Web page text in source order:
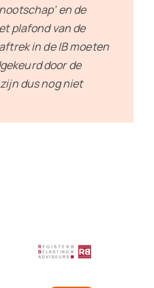
en de
plafond van de
in de IB moeten
door de
dus nog niet